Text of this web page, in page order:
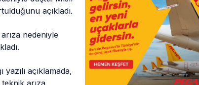
açıkladı.
nedeniyle
açıklamada,